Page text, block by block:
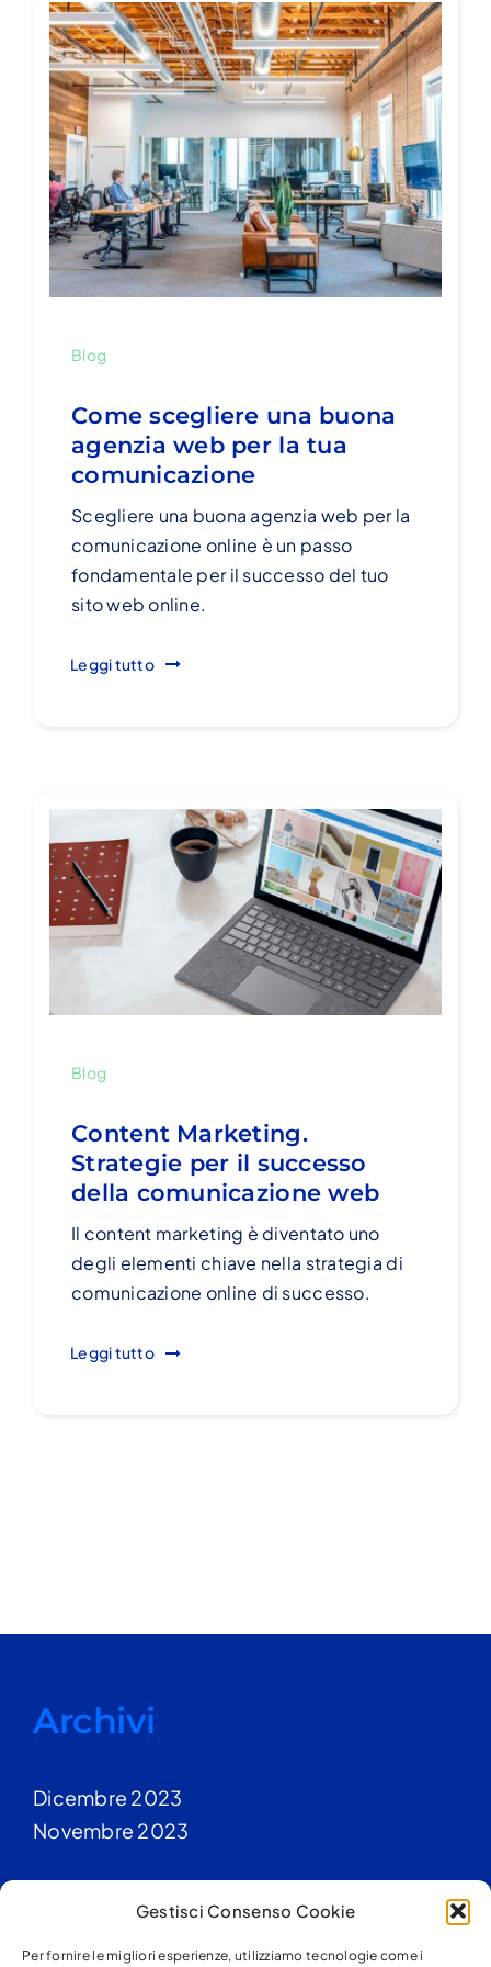
Gestisci Consenso Cookie
Per fornire le migliori esperienze, utilizziamo tecnologie come i
Blog
Come scegliere una buona
agenzia web per la tua
comunicazione
Scegliere una buona agenzia web per la
comunicazione online è un passo
fondamentale per il successo del tuo
sito web online.
Leggi tutto
Blog
Content Marketing.
Strategie per il successo
della comunicazione web
Il content marketing è diventato uno
degli elementi chiave nella strategia di
comunicazione online di successo.
Leggi tutto
Archivi
Dicembre 2023
Novembre 2023
Categorie